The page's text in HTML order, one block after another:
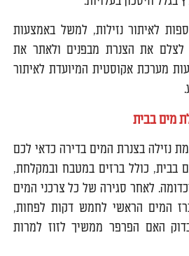
לאיתור נזילות, למשל באמצעות
לצלם את הצנרת מבפנים ולאתר את
מערכת אקוסטית המיועדת לאיתור
מים בבית
נזילה בצנרת המים בדירה כדאי לכם
בבית, כולל ברזים במטבח ובמקלחת,
לאחר סגירה של כל צרכני המים
המים הראשי לחמש דקות לפחות,
האם הפרפר ממשיך לזוז למרות